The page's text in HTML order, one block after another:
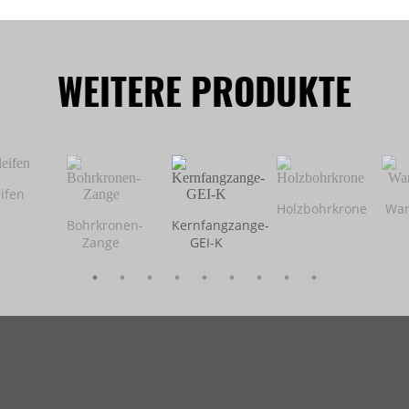
WEITERE PRODUKTE
Bohrkronen-
Zange
Kernfangzange-
GEI-K
Holzbohrkrone